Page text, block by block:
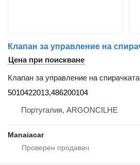
Цена при поискване
Клапан за управление на спирачката
5010422013,486200104
Португалия, ARGONCILHE
Manaiacar